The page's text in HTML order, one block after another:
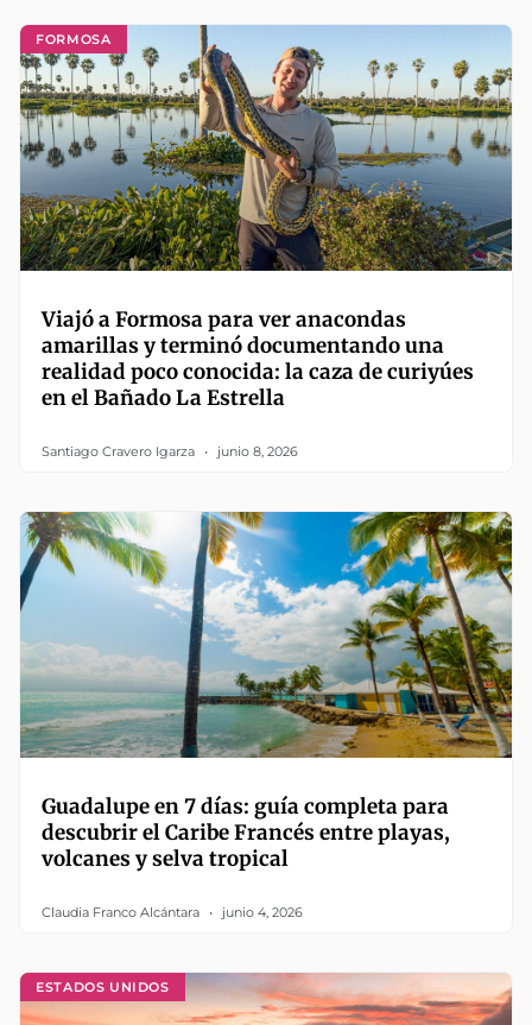
FORMOSA
Viajó a Formosa para ver anacondas
amarillas y terminó documentando una
realidad poco conocida: la caza de curiyúes
en el Bañado La Estrella
Santiago Cravero Igarza junio 8, 2026
Guadalupe en 7 días: guía completa para
descubrir el Caribe Francés entre playas,
volcanes y selva tropical
Claudia Franco Alcántara junio 4, 2026
ESTADOS UNIDOS